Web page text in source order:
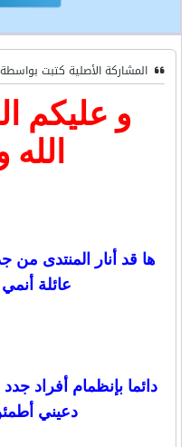
المشاركة الأصلية كتبت
و عليكم
ها قد أنار المنتدى من
عائلة
دائما بإنظمام أفراد
دعيني